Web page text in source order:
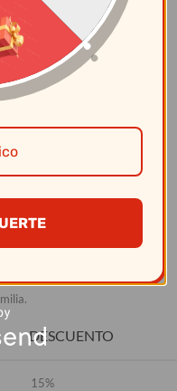
Cristar
DESCUENTO
15%